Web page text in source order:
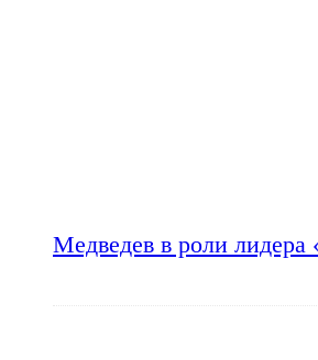
Медведев в роли лидера